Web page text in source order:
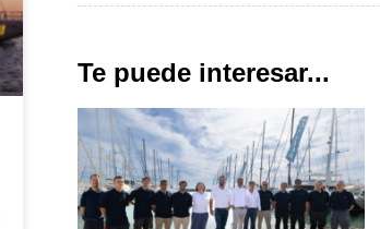
Te puede interesar...